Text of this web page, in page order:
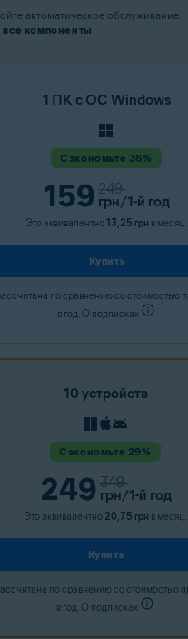
автоматическое обслуживание.
все компоненты
1 ПК с ОС Windows
Сэкономьте 36%
159 249
грн/1-й год
Это эквивалентно13,25 грн в месяц.
Купить
по сравнению со стоимостью
в год. О подписках
10 устройств
Сэкономьте 29%
249 349
грн/1-й год
Это эквивалентно 20,75 грн в месяц.
Купить
по сравнению со стоимостью
в год. О подписках